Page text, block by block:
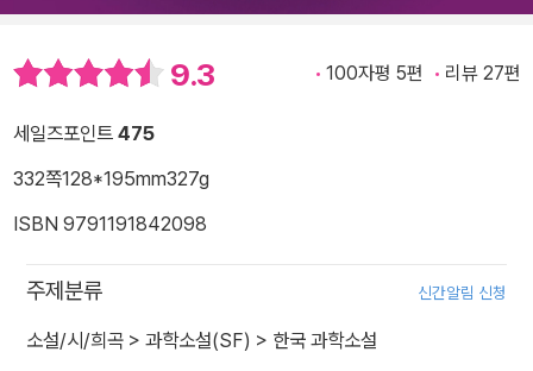
9.3 100자평 5편 리뷰 27편
세일즈포인트 475
332쪽128*195mm327g
ISBN 9791191842098
주제분류 신간알림 신청
소설/시/희곡 > 과학소설(SF) > 한국 과학소설